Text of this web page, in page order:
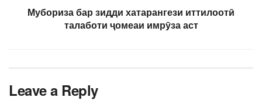
Мубориза бар зидди хатарангези иттилоотӣ
талаботи ҷомеаи имрӯза аст
Leave a Reply